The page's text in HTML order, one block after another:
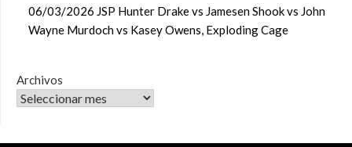
06/03/2026 JSP Hunter Drake vs Jamesen Shook vs John
Wayne Murdoch vs Kasey Owens, Exploding Cage
Archivos